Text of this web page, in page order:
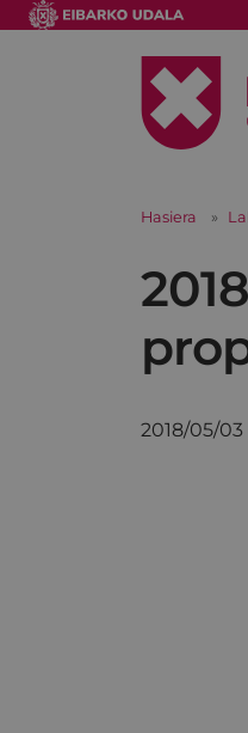
Hasiera
2018/05/03